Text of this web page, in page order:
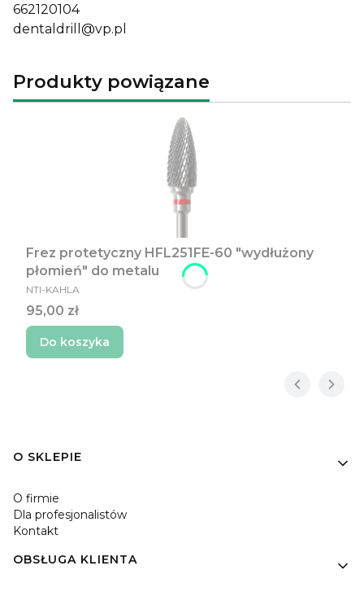
662120104
dentaldrill@vp.pl
Produkty powiązane
Frez protetyczny HFL251FE-60 "wydłużony
płomień" do metalu
PRODUCENT
NTI-KAHLA
Cena
95,00 zł
Do koszyka
Linki w stopce
O SKLEPIE
O firmie
Dla profesjonalistów
Kontakt
OBSŁUGA KLIENTA